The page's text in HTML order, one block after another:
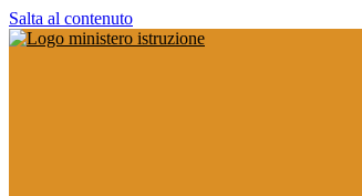
Salta al contenuto